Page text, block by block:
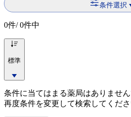
条件選択
0件/ 0件中
標準
条件に当てはまる薬局はありません
再度条件を変更して検索してくださ